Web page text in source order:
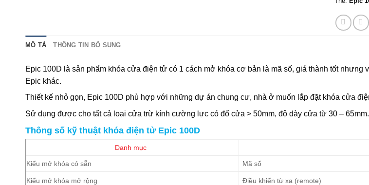
MÔ TẢ THÔNG TIN BỔ SUNG
Epic 100D là sản phẩm khóa cửa điện tử có 1 cách mở khóa cơ bản là mã số, giá thành tốtnhưng
Epic khác.
Thiết kế nhỏ gọn, Epic 100D phù hợp với những dự án chung cư, nhà ở muốn lắp đặt khóa cửa
Sử dụng được cho tất cả loại cửa trừ kính cường lực có đố cửa > 50mm, độ dày cửa từ 30 – 65mm.
Thông số kỹ thuật khóa điện tử Epic 100D
Danh mục
Kiểu mở khóa có sẵn Mã số
Kiểu mở khóa mở rộng Điều khiển từ xa (remote)